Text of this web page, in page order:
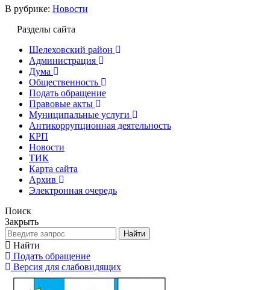
В рубрике: Новости
Разделы сайта
Шелеховский район
Администрация
Дума
Общественность
Подать обращение
Правовые акты
Муниципальные услуги
Антикоррупционная деятельность
КРП
Новости
ТИК
Карта сайта
Архив
Электронная очередь
Поиск
Закрыть
Найти
Найти
Подать обращение
Версия для слабовидящих